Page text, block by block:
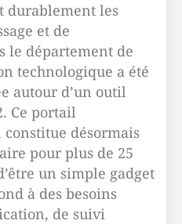
durablement les
et de
le département de
technologique a été
autour d’un outil
Ce portail
désormais
pour plus de 25
un simple gadget
à des besoins
de suivi